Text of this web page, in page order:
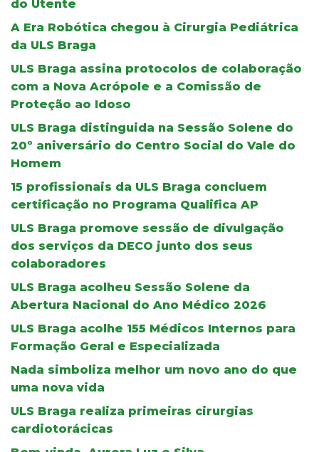
do Utente
A Era Robótica chegou à Cirurgia Pediátrica
da ULS Braga
ULS Braga assina protocolos de colaboração
com a Nova Acrópole e a Comissão de
Proteção ao Idoso
ULS Braga distinguida na Sessão Solene do
20º aniversário do Centro Social do Vale do
Homem
15 profissionais da ULS Braga concluem
certificação no Programa Qualifica AP
ULS Braga promove sessão de divulgação
dos serviços da DECO junto dos seus
colaboradores
ULS Braga acolheu Sessão Solene da
Abertura Nacional do Ano Médico 2026
ULS Braga acolhe 155 Médicos Internos para
Formação Geral e Especializada
Nada simboliza melhor um novo ano do que
uma nova vida
ULS Braga realiza primeiras cirurgias
cardiotorácicas